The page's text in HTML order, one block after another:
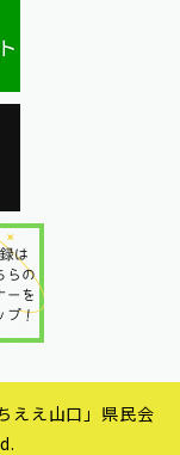
ええ山口」県民会